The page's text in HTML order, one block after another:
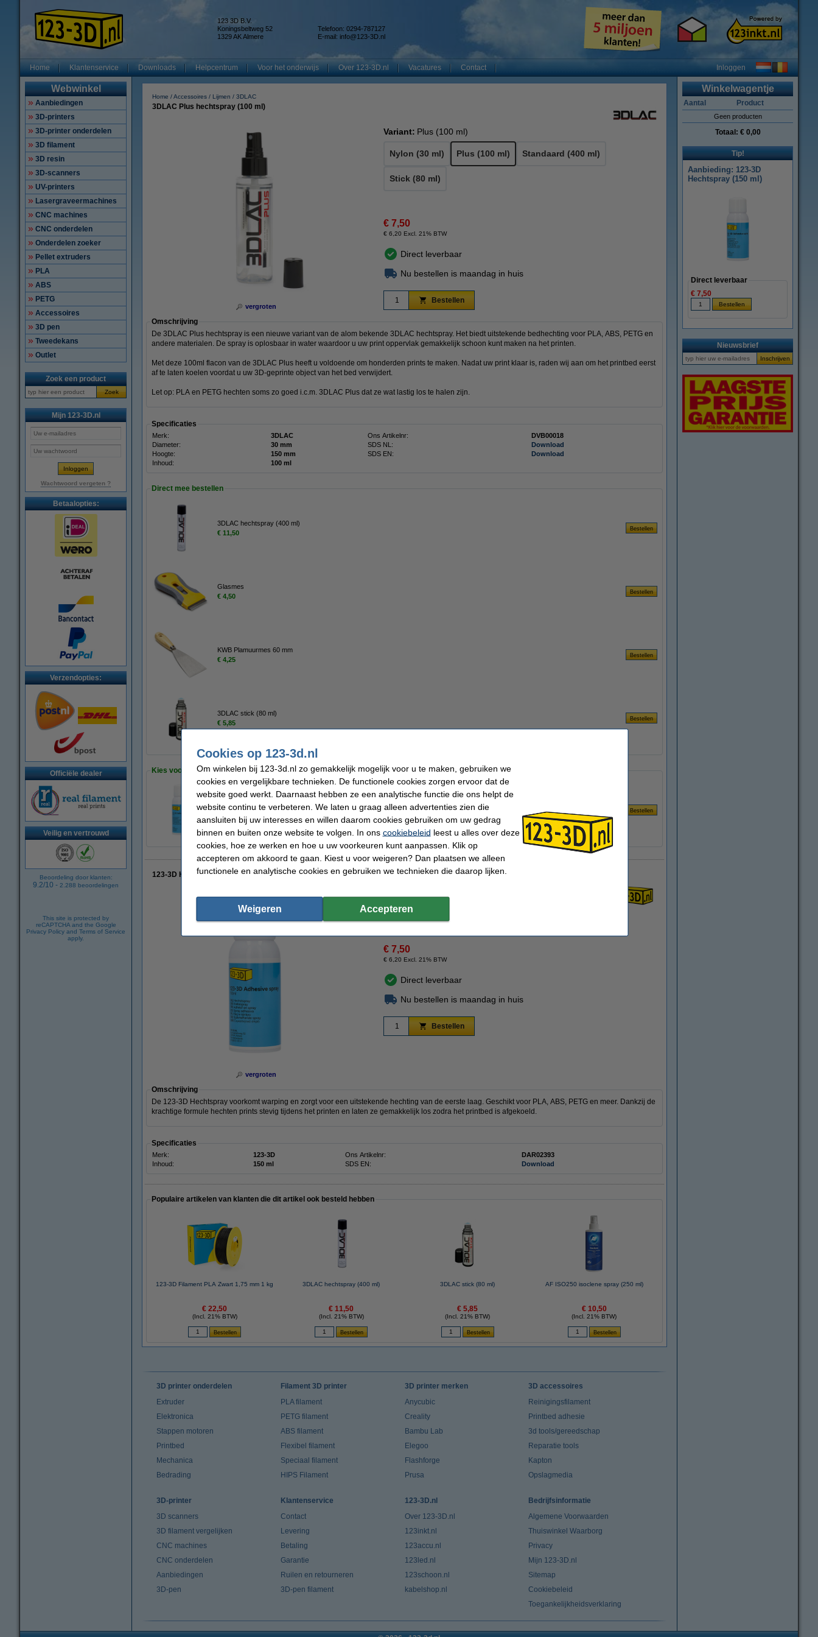
123 3D B.V.
Koningsbeltweg 52
1329 AK Almere
Telefoon: 0294-787127
E-mail: info@123-3D.nl
Home Klantenservice Downloads Helpcentrum Voor het onderwijs Over 123-3D.nl Vacatures Contact Inloggen
Webwinkel
Aanbiedingen
3D-printers
3D-printer onderdelen
3D filament
3D resin
3D-scanners
UV-printers
Lasergraveermachines
CNC machines
CNC onderdelen
Onderdelen zoeker
Pellet extruders
PLA
ABS
PETG
Accessoires
3D pen
Tweedekans
Outlet
Zoek een product
Zoek
Mijn 123-3D.nl
Wachtwoord vergeten ?
Betaalopties:
Verzendopties:
Officiële dealer
Veilig en vertrouwd
Beoordeling door klanten:
9.2/10 - 2.288 beoordelingen
This site is protected by
reCAPTCHA and the Google
Privacy Policy and Terms of Service
apply.
Home Accessoires Lijmen 3DLAC
3DLAC Plus hechtspray (100 ml)
vergroten
Variant: Plus (100 ml)
Nylon (30 ml) Plus (100 ml) Standaard (400 ml)
Stick (80 ml)
€ 7,50
€ 6,20 Excl. 21% BTW
Direct leverbaar
Nu bestellen is maandag in huis
Bestellen
Omschrijving
De 3DLAC Plus hechtspray is een nieuwe variant van de alom bekende 3DLAC hechtspray. Het biedt uitstekende bedhechting voor PLA, ABS, PETG en
andere materialen. De spray is oplosbaar in water waardoor u uw print oppervlak gemakkelijk schoon kunt maken na het printen.
Met deze 100ml flacon van de 3DLAC Plus heeft u voldoende om honderden prints te maken. Nadat uw print klaar is, raden wij aan om het printbed eerst
af te laten koelen voordat u uw 3D-geprinte object van het bed verwijdert.
Let op: PLA en PETG hechten soms zo goed i.c.m. 3DLAC Plus dat ze wat lastig los te halen zijn.
Specificaties
Merk: 3DLAC Ons Artikelnr:
DVB00018
Diameter:
30 mm SDS NL:
Download
Hoogte:
150 mm SDS EN:
Download
Inhoud:
100 ml
Direct mee bestellen
3DLAC hechtspray (400 ml)
€ 11,50
Glasmes
€ 4,50
KWB Plamuurmes 60 mm
€ 4,25
3DLAC stick (80 ml)
€ 5,85
Kies voor ons voordelige alternatief!
123-3D Hechtspray (150 ml)
123-3D Hechtspray (150 ml)
vergroten
€ 7,50
€ 6,20 Excl. 21% BTW
Direct leverbaar
Nu bestellen is maandag in huis
Bestellen
Omschrijving
De 123‑3D Hechtspray voorkomt warping en zorgt voor een uitstekende hechting van de eerste laag. Geschikt voor PLA, ABS, PETG en meer. Dankzij de
krachtige formule hechten prints stevig tijdens het printen en laten ze gemakkelijk los zodra het printbed is afgekoeld.
Specificaties
Merk: 123-3D Ons Artikelnr:
DAR02393
Inhoud:
150 ml SDS EN: Download
Populaire artikelen van klanten die dit artikel ook besteld hebben
123-3D Filament PLA Zwart 1,75 mm 1 kg
€ 22,50
(Incl. 21% BTW)
3DLAC hechtspray (400 ml)
€ 11,50
(Incl. 21% BTW)
3DLAC stick (80 ml)
€ 5,85
(Incl. 21% BTW)
AF ISO250 isoclene spray (250 ml)
€ 10,50
(Incl. 21% BTW)
Winkelwagentje
Aantal Product
Geen producten
Totaal: € 0,00
Tip!
Aanbieding: 123-3D
Hechtspray (150 ml)
Direct leverbaar
€ 7,50
Nieuwsbrief
3D printer onderdelen
Extruder
Elektronica
Stappen motoren
Printbed
Mechanica
Bedrading
Filament 3D printer
PLA filament
PETG filament
ABS filament
Flexibel filament
Speciaal filament
HIPS Filament
3D printer merken
Anycubic
Creality
Bambu Lab
Elegoo
Flashforge
Prusa
3D accessoires
Reinigingsfilament
Printbed adhesie
3d tools/gereedschap
Reparatie tools
Kapton
Opslagmedia
3D-printer
3D scanners
3D filament vergelijken
CNC machines
CNC onderdelen
Aanbiedingen
3D-pen
Klantenservice
Contact
Levering
Betaling
Garantie
Ruilen en retourneren
3D-pen filament
123-3D.nl
Over 123-3D.nl
123inkt.nl
123accu.nl
123led.nl
123schoon.nl
kabelshop.nl
Bedrijfsinformatie
Algemene Voorwaarden
Thuiswinkel Waarborg
Privacy
Mijn 123-3D.nl
Sitemap
Cookiebeleid
Toegankelijkheidsverklaring
Cookies op 123-3d.nl
Om winkelen bij 123-3d.nl zo gemakkelijk mogelijk voor u te maken, gebruiken we
cookies en vergelijkbare technieken. De functionele cookies zorgen ervoor dat de
website goed werkt. Daarnaast hebben ze een analytische functie die ons helpt de
website continu te verbeteren. We laten u graag alleen advertenties zien die
aansluiten bij uw interesses en willen daarom cookies gebruiken om uw gedrag
binnen en buiten onze website te volgen. In ons cookiebeleid leest u alles over deze
cookies, hoe ze werken en hoe u uw voorkeuren kunt aanpassen. Klik op
accepteren om akkoord te gaan. Kiest u voor weigeren? Dan plaatsen we alleen
functionele en analytische cookies en gebruiken we technieken die daarop lijken.
Weigeren Accepteren